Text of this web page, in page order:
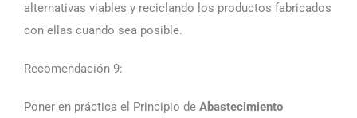
alternativas viables y reciclando los productos fabricados
con ellas cuando sea posible.
Recomendación 9:
Poner en práctica el Principio de Abastecimiento